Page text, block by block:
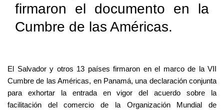
firmaron el documento en la
Cumbre de las Américas.
El Salvador y otros 13 países firmaron en el marco de la VII
Cumbre de las Américas, en Panamá, una declaración conjunta
para exhortar la entrada en vigor del acuerdo sobre la
facilitación del comercio de la Organización Mundial de